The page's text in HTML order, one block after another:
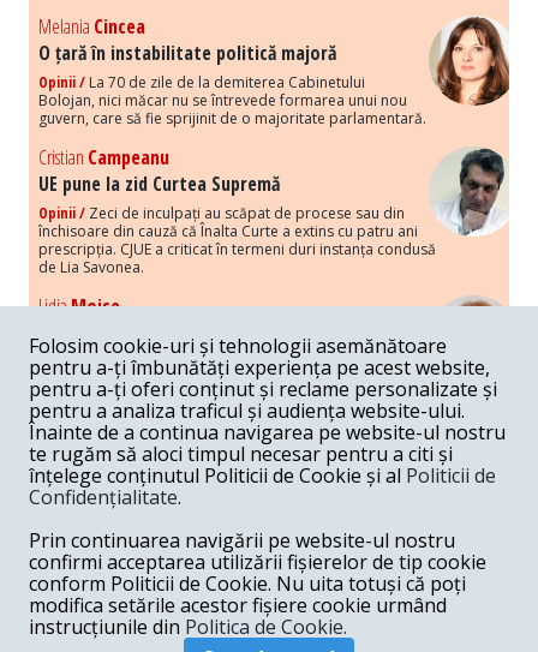
Melania Cincea
O țară în instabilitate politică majoră
Opinii / La 70 de zile de la demiterea Cabinetului
Bolojan, nici măcar nu se întrevede formarea unui nou
guvern, care să fie sprijinit de o majoritate parlamentară.
Cristian Campeanu
UE pune la zid Curtea Supremă
Opinii / Zeci de inculpați au scăpat de procese sau din
închisoare din cauză că Înalta Curte a extins cu patru ani
prescripția. CJUE a criticat în termeni duri instanța condusă
de Lia Savonea.
LidiaMoise
Costurile economice ale haosului politic
Opinii / Economia nu poate rezista cu retorica falsă a
susținerii intereselor poporului, care, de fapt, ascunde
obsesia menținerii privilegiilor și a averilor unor caste.
Melania Cincea
Noi puseuri de xenofobie din partea românilor
„neaoși”
Periodic, în spațiul public sunt voci care lansează
mesaje xenofobe la adresa câte unui politician care deranjează un
anumit grup politico-mediatic, într-un anumit moment.
ArmandGosu
Unirea cu Moldova: modele istorice
Unirea cu Moldova depinde de intensitatea
Folosim cookie-uri și tehnologii asemănătoare
pentru a-ți îmbunătăți experiența pe acest website,
pentru a-ți oferi conținut și reclame personalizate și
pentru a analiza traficul și audiența website-ului.
Înainte de a continua navigarea pe website-ul nostru
te rugăm să aloci timpul necesar pentru a citi și
înțelege conținutul Politicii de Cookie și al Politicii de
Confidențialitate.
Prin continuarea navigării pe website-ul nostru
confirmi acceptarea utilizării fișierelor de tip cookie
conform Politicii de Cookie. Nu uita totuși că poți
modifica setările acestor fișiere cookie urmând
instrucțiunile din Politica de Cookie.